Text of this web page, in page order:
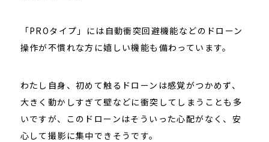
「PROタイプ」には自動衝突回避機能などのドローン
操作が不慣れな方に嬉しい機能も備わっています。
わたし自身、初めて触るドローンは感覚がつかめず、
大きく動かしすぎて壁などに衝突してしまうことも多
いですが、このドローンはそういった心配がなく、安
心して撮影に集中できそうです。